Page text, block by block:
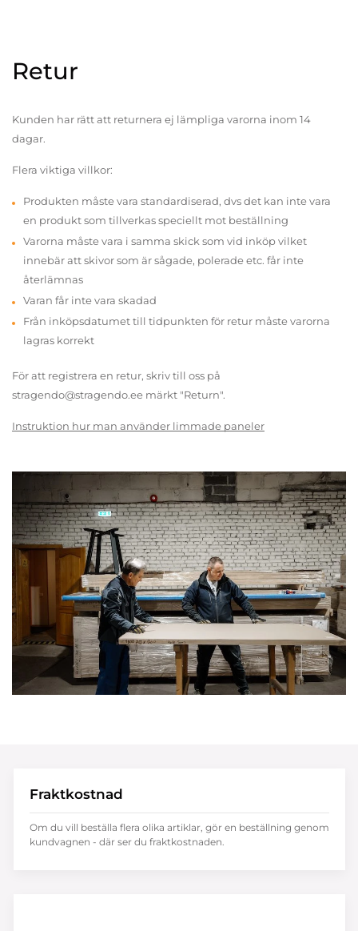
Retur
Kunden har rätt att returnera ej lämpliga varorna inom 14
dagar.
Flera viktiga villkor:
Produkten måste vara standardiserad, dvs det kan inte vara
en produkt som tillverkas speciellt mot beställning
Varorna måste vara i samma skick som vid inköp vilket
innebär att skivor som är sågade, polerade etc. får inte
återlämnas
Varan får inte vara skadad
Från inköpsdatumet till tidpunkten för retur måste varorna
lagras korrekt
För att registrera en retur, skriv till oss på
stragendo@stragendo.ee märkt "Return".
Instruktion hur man använder limmade paneler
Fraktkostnad
Om du vill beställa flera olika artiklar, gör en beställning genom
kundvagnen - där ser du fraktkostnaden.